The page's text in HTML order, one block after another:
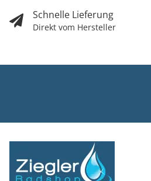
Schnelle Lieferung
Direkt vom Hersteller